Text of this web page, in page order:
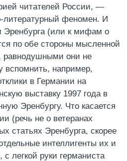
читателей России, —
литературный феномен. И
Эренбурга (или к мифам о
по обе стороны мысленной
равнодушными они не
вспомнить, например,
в Германии на
выставку 1997 года в
Эренбургу. Что касается
(речь не о ветеранах
статьях Эренбурга, скорее
интеллигенты их и
легкой руки германиста